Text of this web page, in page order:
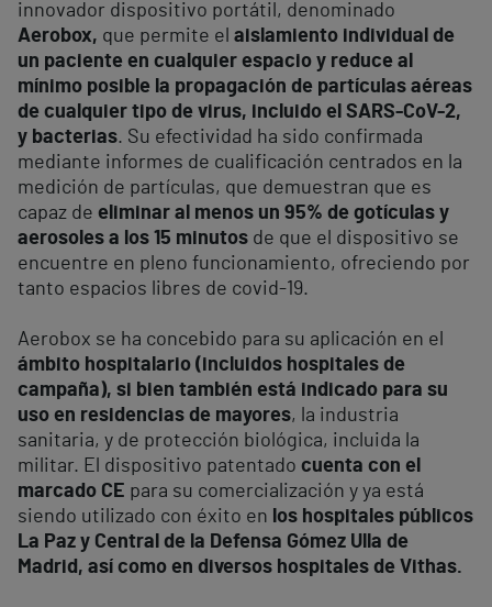
innovador dispositivo portátil, denominado
Aerobox, que permite el aislamiento individual de
un paciente en cualquier espacio y reduce al
mínimo posible la propagación de partículas aéreas
de cualquier tipo de virus, incluido el SARS-CoV-2,
y bacterias. Su efectividad ha sido confirmada
mediante informes de cualificación centrados en la
medición de partículas, que demuestran que es
capaz de eliminar al menos un 95% de gotículas y
aerosoles a los 15 minutos de que el dispositivo se
encuentre en pleno funcionamiento, ofreciendo por
tanto espacios libres de covid-19.
Aerobox se ha concebido para su aplicación en el
ámbito hospitalario (incluidos hospitales de
campaña), si bien también está indicado para su
uso en residencias de mayores, la industria
sanitaria, y de protección biológica, incluida la
militar. El dispositivo patentado cuenta con el
marcado CE para su comercialización y ya está
siendo utilizado con éxito en los hospitales públicos
La Paz y Central de la Defensa Gómez Ulla de
Madrid, así como en diversos hospitales de Vithas.